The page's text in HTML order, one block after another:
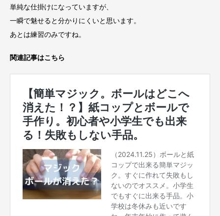
単純な仕掛けになっていますが、
一瞬で魅せると分かりにくいと思います。
あとは練習のみですね。
関連記事はこちら